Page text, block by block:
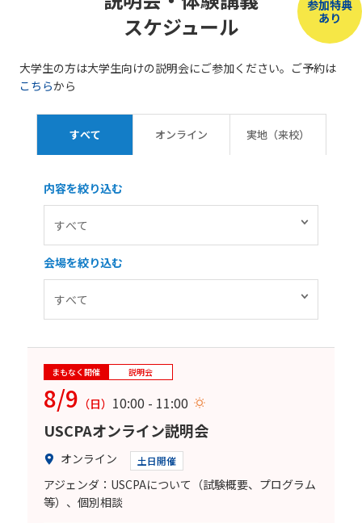
参加特典
あり
スケジュール
大学生の方は大学生向けの説明会にご参加ください。ご予約は
こちらから
すべて オンライン 実地（来校）
内容を絞り込む
会場を絞り込む
まもなく開催 説明会
8/9 （日） 10:00 - 11:00
USCPAオンライン説明会
オンライン 土日開催
アジェンダ：USCPAについて（試験概要、プログラム
等）、個別相談